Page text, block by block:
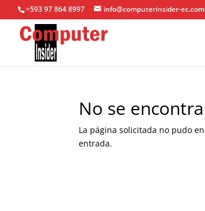
+593 97 864 8997 info@computerinsider-ec.com
No se
La página solicitada no pudo
entrada.